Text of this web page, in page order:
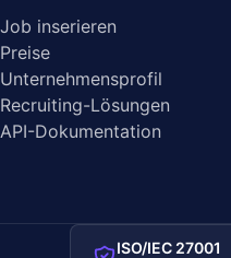
Job inserieren
Preise
Unternehmensprofil
Recruiting-Lösungen
API-Dokumentation
ISO/IEC 27001